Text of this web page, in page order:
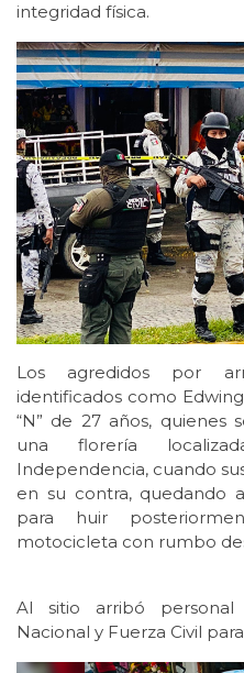
integridad física.
Los agredidos por
identificados como
“N” de 27 años, quienes
una florería
Independencia, cuando
en su contra, quedando
para huir
motocicleta con rumbo
Al sitio arribó personal
Nacional y Fuerza Civil